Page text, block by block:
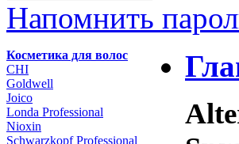
Напомнить
Косметика для волос
CHI
Goldwell
Joico
Londa Professional
Nioxin
Schwarzkopf Professional